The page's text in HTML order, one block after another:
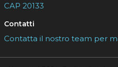
CAP 20133
Contatti
Contatta il nostro team per